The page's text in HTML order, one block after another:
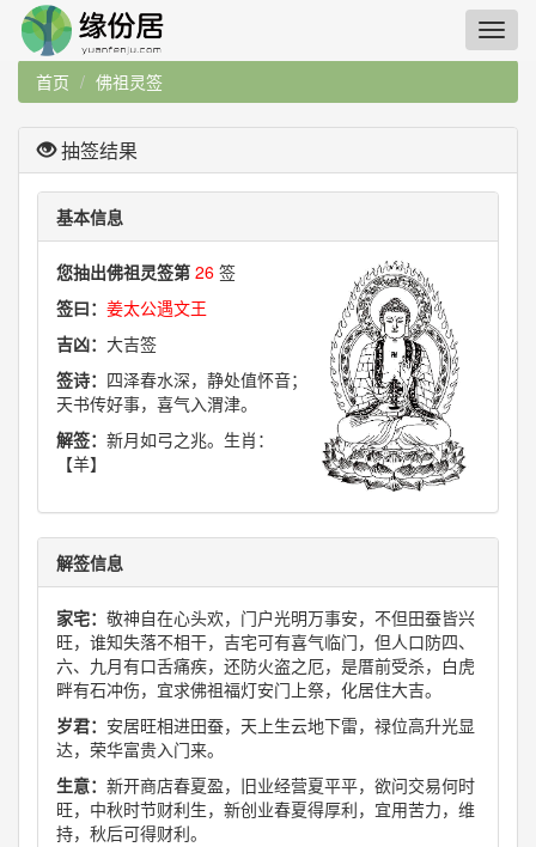
首页 佛祖灵签
抽签结果
基本信息
您抽出佛祖灵签第 26 签
签曰： 姜太公遇文王
吉凶： 大吉签
签诗： 四泽春水深，静处值怀音；
天书传好事，喜气入渭津。
解签： 新月如弓之兆。生肖：
【羊】
解签信息
家宅： 敬神自在心头欢，门户光明万事安，不但田蚕皆兴
旺，谁知失落不相干，吉宅可有喜气临门，但人口防四、
六、九月有口舌痛疾，还防火盗之厄，是厝前受杀，白虎
畔有石冲伤，宜求佛祖福灯安门上祭，化居住大吉。
岁君： 安居旺相进田蚕，天上生云地下雷，禄位高升光显
达，荣华富贵入门来。
生意： 新开商店春夏盈，旧业经营夏平平，欲问交易何时
旺，中秋时节财利生，新创业春夏得厚利，宜用苦力，维
持，秋后可得财利。